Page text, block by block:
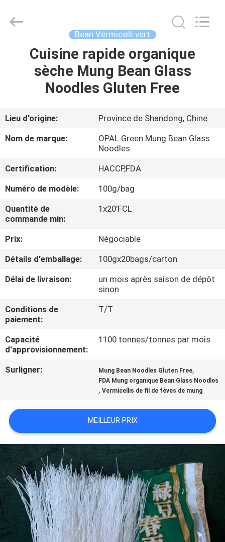
MAISON
AU
DE
NOUS
VISITE
D'USINE
CONTRÔLE
DE
QUALITÉ
CONTACTEZ-
NOUS
CITATION
PLAN
DU
SITE
PRIVACY
POLICY
Rights
Bean Vermicelli vert
Cuisine rapide organique
sèche Mung Bean Glass
Noodles Gluten Free
Lieu d'origine:
Province de Shandong, Chine
Nom de marque:
OPAL Green Mung Bean Glass
Noodles
Certification:
HACCP,FDA
Numéro de modèle:
100g/bag
Quantité de
commande min:
1x20'FCL
Prix:
Négociable
Détails d'emballage:
100gx20bags/carton
Délai de livraison:
un mois après saison de dépôt
sinon
Conditions de
paiement:
T/T
Capacité
d'approvisionnement:
1100 tonnes/tonnes par mois
Surligner: Mung Bean Noodles Gluten Free,
FDA Mung organique Bean Glass Noodles
,Vermicellis de fil de fèves de mung
MEILLEUR PRIX